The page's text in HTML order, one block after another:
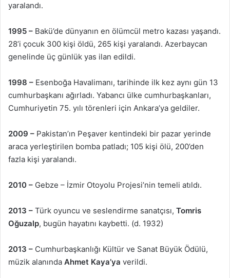
yaralandı.
1995 – Bakü’de dünyanın en ölümcül metro kazası yaşandı.
28’i çocuk 300 kişi öldü, 265 kişi yaralandı. Azerbaycan
genelinde üç günlük yas ilan edildi.
1998 – Esenboğa Havalimanı, tarihinde ilk kez aynı gün 13
cumhurbaşkanı ağırladı. Yabancı ülke cumhurbaşkanları,
Cumhuriyetin 75. yılı törenleri için Ankara’ya geldiler.
2009 – Pakistan’ın Peşaver kentindeki bir pazar yerinde
araca yerleştirilen bomba patladı; 105 kişi ölü, 200’den
fazla kişi yaralandı.
2010 – Gebze – İzmir Otoyolu Projesi’nin temeli atıldı.
2013 – Türk oyuncu ve seslendirme sanatçısı, Tomris
Oğuzalp, bugün hayatını kaybetti. (d. 1932)
2013 – Cumhurbaşkanlığı Kültür ve Sanat Büyük Ödülü,
müzik alanında Ahmet Kaya’ya verildi.